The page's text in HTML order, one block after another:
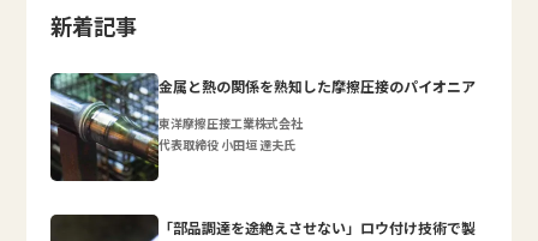
新着記事
金属と熱の関係を熟知した摩擦圧接のパイオニア
東洋摩擦圧接工業株式会社
代表取締役 小田垣 達夫氏
「部品調達を途絶えさせない」ロウ付け技術で製